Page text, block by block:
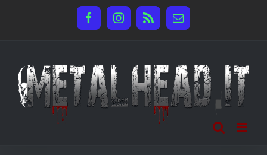
FacebookInstagram
Rss Email